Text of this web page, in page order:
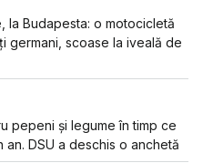
la Budapesta: o motocicletă
germani, scoase la iveală de
pepeni și legume în timp ce
DSU a deschis o anchetă